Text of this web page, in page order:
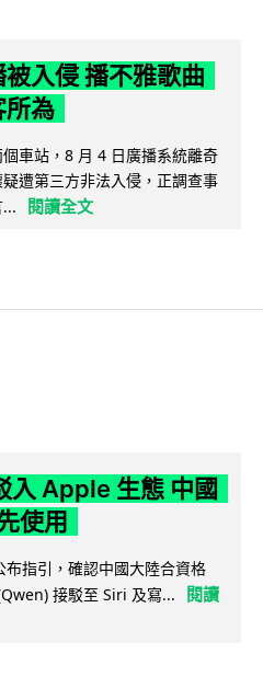
入侵 播不雅歌曲
所為
車站，8 月 4 日廣播系統離奇
遭第三方非法入侵，正調查事
閱讀全文
入 Apple 生態 中國
使用
指引，確認中國大陸合資格
接駁至 Siri 及寫...
閱讀